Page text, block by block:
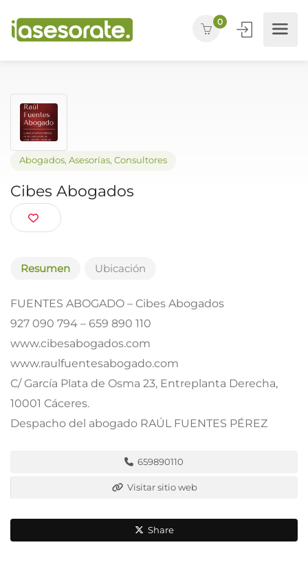
0
Cibes Abogados
Resumen Ubicación
FUENTES ABOGADO – Cibes Abogados
927 090 794 – 659 890 110
www.cibesabogados.com
www.raulfuentesabogado.com
C/ García Plata de Osma 23, Entreplanta Derecha,
10001 Cáceres.
Despacho del abogado RAÚL FUENTES PÉREZ
659890110
Visitar sitio web
Share